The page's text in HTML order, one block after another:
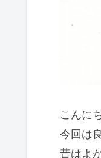
こんに
今回は
昔はよ